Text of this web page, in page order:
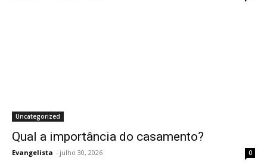
Uncategorized
Qual a importância do casamento?
Evangelista - julho 30, 2026 0